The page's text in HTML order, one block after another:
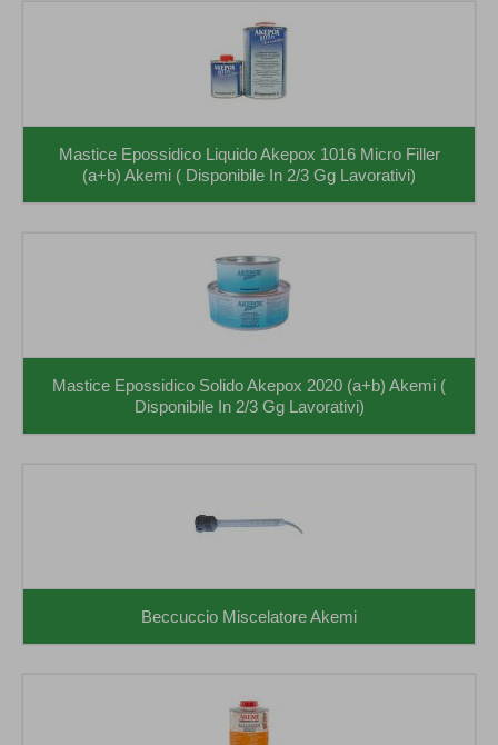
Mastice Epossidico Liquido Akepox 1016 Micro Filler
(a+b) Akemi ( Disponibile In 2/3 Gg Lavorativi)
Mastice Epossidico Solido Akepox 2020 (a+b) Akemi (
Disponibile In 2/3 Gg Lavorativi)
Beccuccio Miscelatore Akemi